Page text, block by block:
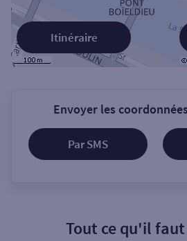
Itinéraire
Envoyer les
Par SMS
Tout ce qu'il